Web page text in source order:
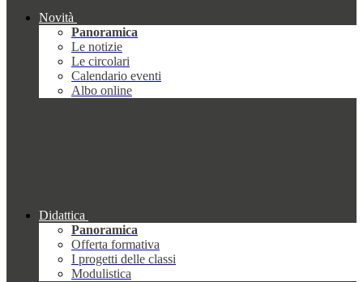
Novità
Panoramica
Le notizie
Le circolari
Calendario eventi
Albo online
Didattica
Panoramica
Offerta formativa
I progetti delle classi
Modulistica